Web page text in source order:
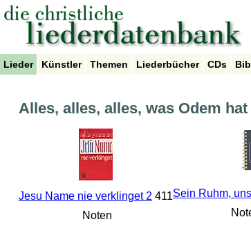
Lieder Künstler Themen Liederbücher CDs
Alles, alles, alles, was Odem
Jesu Name nie verklinget 2411
Noten
Sein Ruhm,